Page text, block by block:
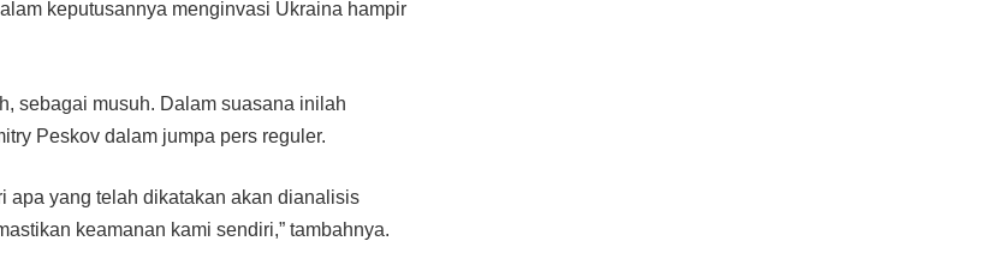
keputusannya menginvasi Ukraina hampir
sebagai musuh. Dalam suasana inilah
Peskov dalam jumpa pers reguler.
apa yang telah dikatakan akan dianalisis
keamanan kami sendiri,” tambahnya.